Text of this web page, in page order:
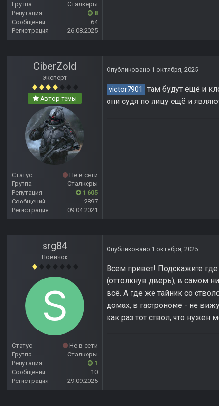
Группа
Сталкеры
Репутация
8
Сообщений
64
Регистрация
26.08.2025
CiberZold
Эксперт
Автор темы
Статус
Не в сети
Группа
Сталкеры
Репутация
1 605
Сообщений
2897
Регистрация
09.04.2021
Опубликовано 1 октября, 2025
victor7901
там будут ещё и
они судя по лицу ещё и
srg84
Новичок
Статус
Не в сети
Группа
Сталкеры
Репутация
1
Сообщений
10
Регистрация
29.09.2025
Опубликовано 1 октября, 2025
Всем привет! Подскажите
(оттолкнув дверь), в самом
всё. А где же тайник со
домах, в гастрономе - не
как раз тот ствол, что нужен